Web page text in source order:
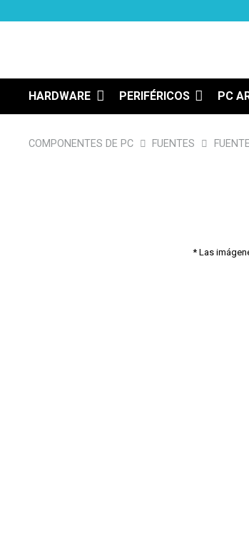
HARDWARE PERIFÉRICOS PC
COMPONENTES DE PC FUENTES
* Las